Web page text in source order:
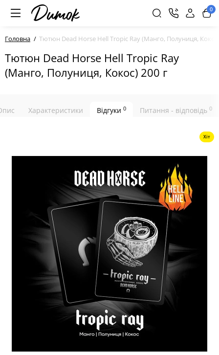
0
Головна Тютюн Dead Horse Hell Tropic Ray (Манго, Полуниця,
Тютюн Dead Horse Hell Tropic Ray
(Манго, Полуниця, Кокос) 200 г
Характеристики Відгуки 0 Питання - відповідь 0
Хіт